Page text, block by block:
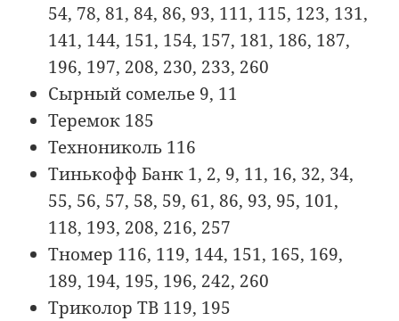
54, 78, 81, 84, 86, 93, 111, 115, 123, 131,
141, 144, 151, 154, 157, 181, 186, 187,
196, 197, 208, 230, 233, 260
Сырный сомелье 9, 11
Теремок 185
Технониколь 116
Тинькофф Банк 1, 2, 9, 11, 16, 32, 34,
55, 56, 57, 58, 59, 61, 86, 93, 95, 101,
118, 193, 208, 216, 257
Тномер 116, 119, 144, 151, 165, 169,
189, 194, 195, 196, 242, 260
Триколор ТВ 119, 195